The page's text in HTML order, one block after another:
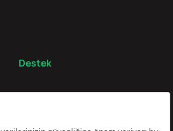
Destek